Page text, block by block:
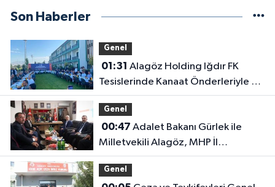
Son Haberler
Genel
01:31
Tesislerinde Kanaat Önderleriyle Bir
Araya Geldiler
Genel
00:47
Milletvekili Alagöz, MHP İl
Başkanlığını Ziyaret Etti
Genel